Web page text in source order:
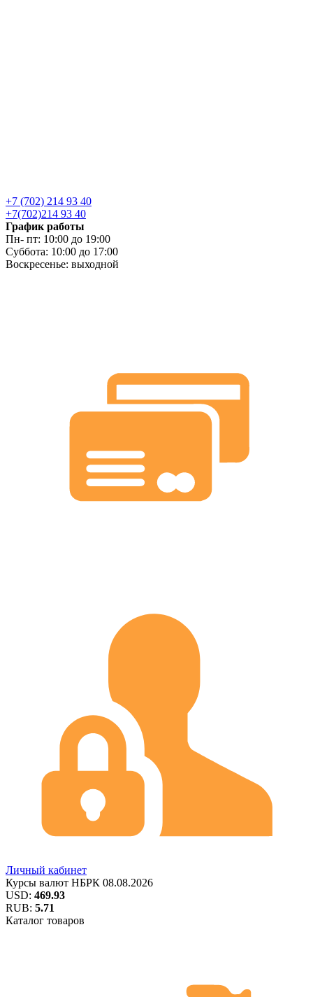
+7 (702) 214 93 40
+7(702)214 93 40
График работы
Пн- пт: 10:00 до 19:00
Суббота: 10:00 до 17:00
Воскресенье: выходной
Личный кабинет
Курсы валют НБРК 08.08.2026
USD: 469.93
RUB: 5.71
Каталог товаров